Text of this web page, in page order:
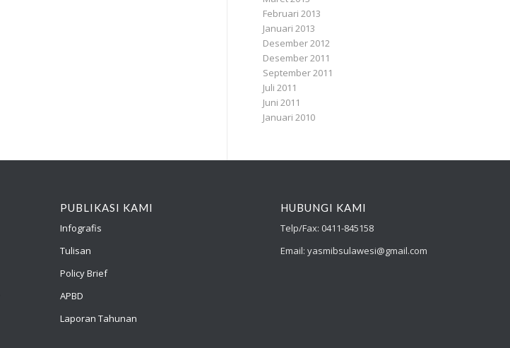
Februari 2013
Januari 2013
Desember 2012
Desember 2011
September 2011
Juli 2011
Juni 2011
Januari 2010
PUBLIKASI KAMI
Infografis
Tulisan
Policy Brief
APBD
Laporan Tahunan
HUBUNGI KAMI
Telp/Fax: 0411-845158
Email: yasmibsulawesi@gmail.com